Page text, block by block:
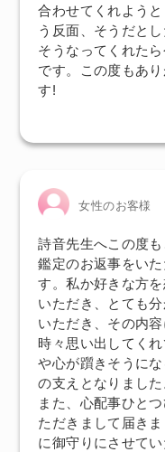
合わせてくれよう
う反面、そうだと
そうなってくれた
です。この度もあ
す!
女性のお客様
詩音先生へこの度
鑑定のお返事をい
す。私か好きな方
いただき、とても
いただき、その内
時々思い出してく
や心が躓きそうに
の支えとなりまし
また、心配事ひと
ただきまして届き
に御守りにさせて